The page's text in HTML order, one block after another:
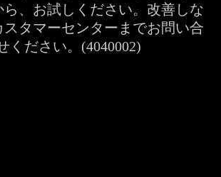
ら、お試しください。改善しな
スタマーセンターまでお問い合
ください。(4040002)